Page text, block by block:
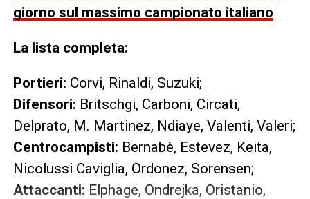
giorno sul massimo campionato italiano
La lista completa:
Portieri: Corvi, Rinaldi, Suzuki;
Difensori: Britschgi, Carboni, Circati,
Delprato, M. Martinez, Ndiaye, Valenti, Valeri;
Centrocampisti: Bernabè, Estevez, Keita,
Nicolussi Caviglia, Ordonez, Sorensen;
Attaccanti: Elphage, Ondrejka, Oristanio,